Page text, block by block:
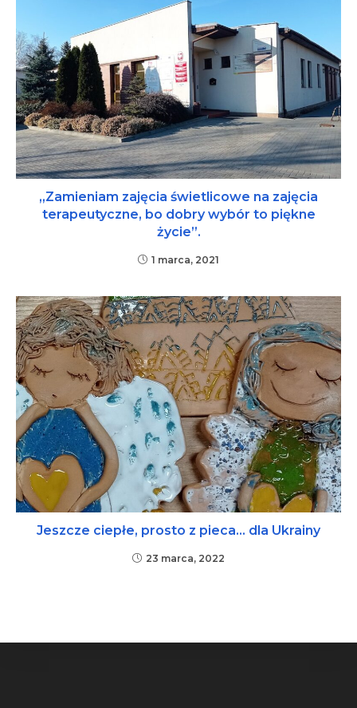
„Zamieniam zajęcia świetlicowe na zajęcia
terapeutyczne, bo dobry wybór to piękne
życie”.
1 marca, 2021
Jeszcze ciepłe, prosto z pieca… dla Ukrainy
23 marca, 2022